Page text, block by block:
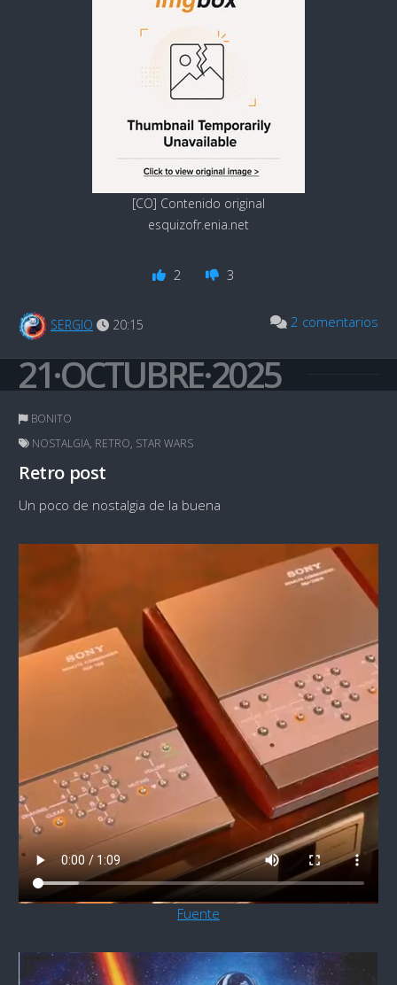
[CO] Contenido original
esquizofr.enia.net
2 3
SERGIO 20:15 2 comentarios
21·OCTUBRE·2025
BONITO
NOSTALGIA, RETRO, STAR WARS
Retro post
Un poco de nostalgia de la buena
Fuente